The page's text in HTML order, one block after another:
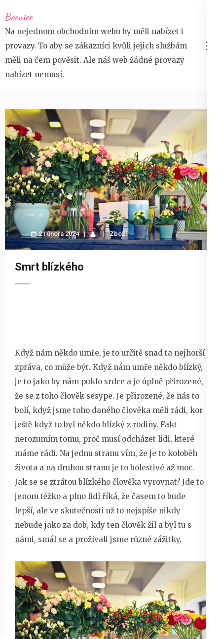
na
obsah
(stiskněte
Enter)
Bocnice
Na nejednom obchodním webu by měli nabízet i
provazy. To aby se zákazníci kvůli jejich službám
měli na čem pověsit. Ale náš web žádné provazy
nabízet nemusí.
21 února 2024 Zboží
Smrt blízkého
Když nám někdo umře, je to určitě snad ta nejhorší
zpráva, co může být. Když nám umře někdo blízký,
je to jako by nám puklo srdce a je úplně přirozené,
že se z toho člověk sesype. Je přirozené, že nás to
bolí, když jsme toho daného člověka měli rádi, kor
ještě když to byl někdo blízký z rodiny. Fakt
nerozumím tomu, proč musí odcházet lidi, které
máme rádi. Na jednu stranu vím, že je to koloběh
života a na druhou stranu je to bolestivé až moc.
Jak se se ztrátou blízkého člověka vyrovnat? Jde to
jenom těžko a plno lidí říká, že časem to bude
lepší, ale ve skutečnosti už to nejspíše nikdy
nebude jako za dob, kdy ten člověk žil a byl tu s
námi, smál se a prožívali jsme různé zážitky.